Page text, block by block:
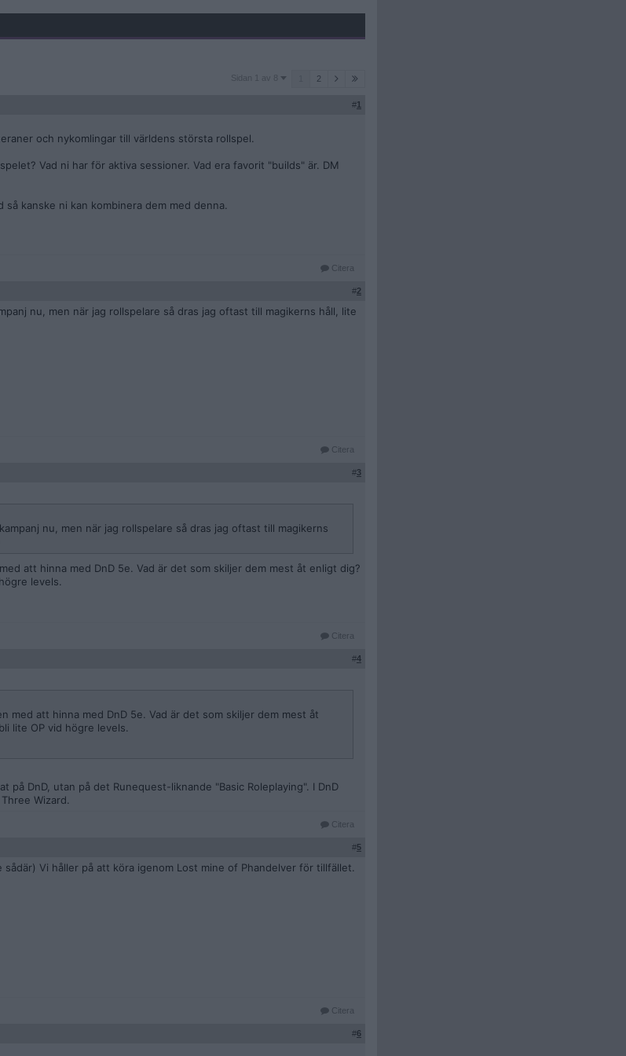
Sidan
Sidan 1 av 8 2
#1
och nykomlingar till världens största rollspel.
Vad ni har för aktiva sessioner. Vad era favorit "builds" är. DM
kanske ni kan kombinera dem med denna.
Citera
#2
nu, men när jag rollspelare så dras jag oftast till magikerns håll, lite
Citera
#3
nu, men när jag rollspelare så dras jag oftast till magikerns
att hinna med DnD 5e. Vad är det som skiljer dem mest åt enligt dig?
levels.
Citera
#4
med att hinna med DnD 5e. Vad är det som skiljer dem mest åt
lite OP vid högre levels.
DnD, utan på det Runequest-liknande "Basic Roleplaying". I DnD
Wizard.
Citera
#5
Vi håller på att köra igenom Lost mine of Phandelver för tillfället.
Citera
#6